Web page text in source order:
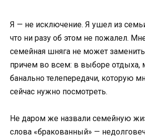
Я — не исключение. Я ушел из
что ни разу об этом не пожалел.
семейная шняга не может
причем во всем: в выборе
банально телепередачи, которую
сейчас нужно посмотреть.
Не даром же назвали семейную
слова «бракованный» —